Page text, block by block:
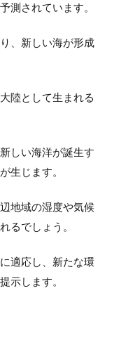
測されています。
、新しい海が形成
陸として生まれる
しい海洋が誕生す
生じます。
地域の湿度や気候
るでしょう。
適応し、新たな環
示します。